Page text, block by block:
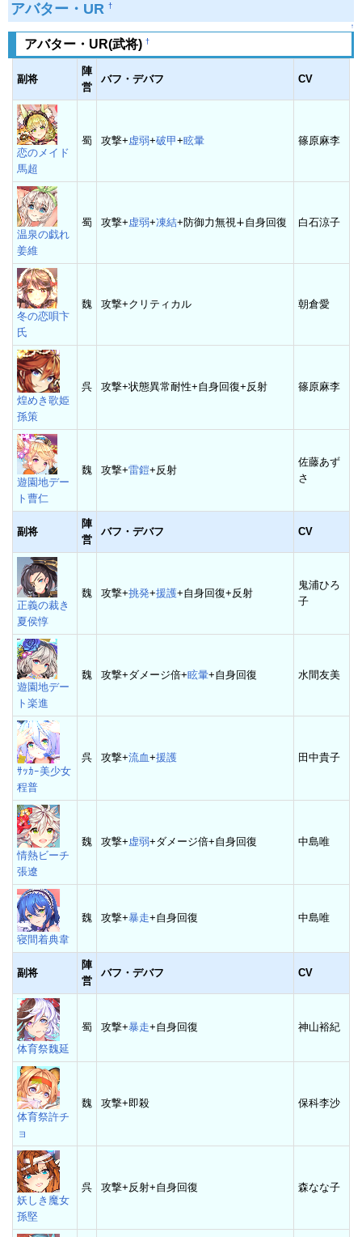
アバター・UR †
↑
アバター・UR(武将) †
副将
陣
営
バフ・デバフ CV
恋のメイド
馬超
蜀 攻撃+虚弱+破甲+眩暈 篠原麻李
温泉の戯れ
姜維
蜀 攻撃+虚弱+凍結+防御力無視∔自身回復 白石涼子
冬の恋唄卞
氏
魏 攻撃+クリティカル 朝倉愛
煌めき歌姫
孫策
呉 攻撃+状態異常耐性+自身回復+反射 篠原麻李
遊園地デー
ト曹仁
魏 攻撃+雷鎧+反射
佐藤あず
さ
副将
陣
営
バフ・デバフ CV
正義の裁き
夏侯惇
魏 攻撃+挑発+援護+自身回復+反射
鬼浦ひろ
子
遊園地デー
ト楽進
魏 攻撃+ダメージ倍+眩暈+自身回復 水間友美
ｻｯｶｰ美少女
程普
呉 攻撃+流血+援護 田中貴子
情熱ビーチ
張遼
魏 攻撃+虚弱+ダメージ倍+自身回復 中島唯
寝間着典韋
魏 攻撃+暴走+自身回復 中島唯
副将
陣
営
バフ・デバフ CV
体育祭魏延
蜀 攻撃+暴走+自身回復 神山裕紀
体育祭許チ
ョ
魏 攻撃+即殺 保科李沙
妖しき魔女
孫堅
呉 攻撃+反射+自身回復 森なな子